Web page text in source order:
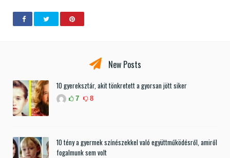
New Posts
10 gyereksztár, akit tönkretett a gyorsan jött siker
7 8
10 tény a gyermek színészekkel való együttműködésről, amiről
fogalmunk sem volt